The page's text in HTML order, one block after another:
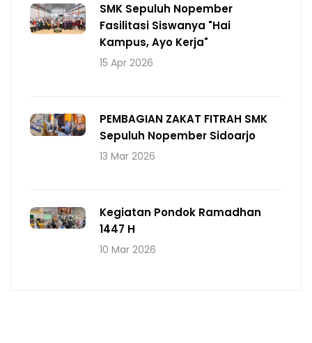
SMK Sepuluh Nopember
Fasilitasi Siswanya "Hai
Kampus, Ayo Kerja"
15 Apr 2026
PEMBAGIAN ZAKAT FITRAH SMK
Sepuluh Nopember Sidoarjo
13 Mar 2026
Kegiatan Pondok Ramadhan
1447 H
10 Mar 2026